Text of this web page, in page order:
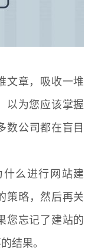
文章，吸收一堆
以为您应该掌握
数公司都在盲目
么进行网站建
策略，然后再关
您忘记了建站的
结果。